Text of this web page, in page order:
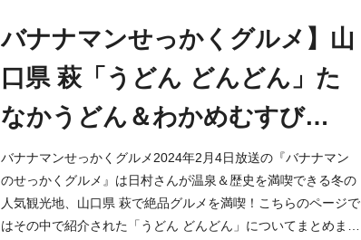
バナナマンせっかくグルメ】山
口県 萩「うどん どんどん」た
なかうどん＆わかめむすび
（2024/2/4）
バナナマンせっかくグルメ2024年2月4日放送の『バナナマン
のせっかくグルメ』は日村さんが温泉＆歴史を満喫できる冬の
人気観光地、山口県 萩で絶品グルメを満喫！こちらのページで
はその中で紹介された「うどん どんどん」についてまとめまし